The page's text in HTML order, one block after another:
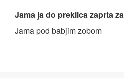
Jama ja do preklica zaprta
Jama pod babjim zobom